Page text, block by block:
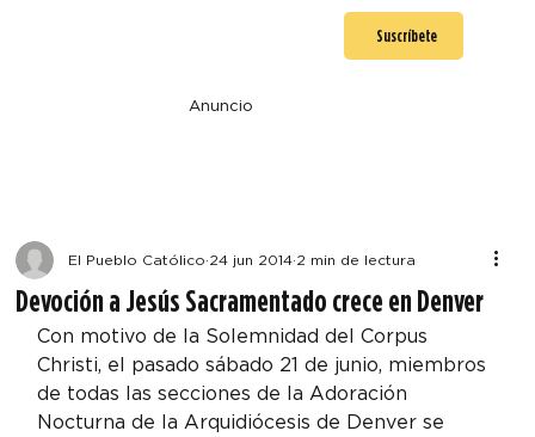
Suscríbete
Anuncio
Devoción a Jesús Sacramentado crece en Denver
El Pueblo Católico 24 jun 2014 2 min de lectura
Con motivo de la Solemnidad del Corpus
Christi, el pasado sábado 21 de junio, miembros
de todas las secciones de la Adoración
Nocturna de la Arquidiócesis de Denver se